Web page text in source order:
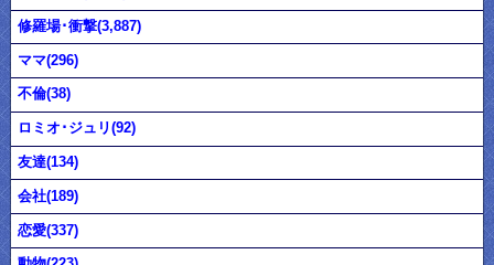
修羅場･衝撃(3,887)
ママ(296)
不倫(38)
ロミオ･ジュリ(92)
友達(134)
会社(189)
恋愛(337)